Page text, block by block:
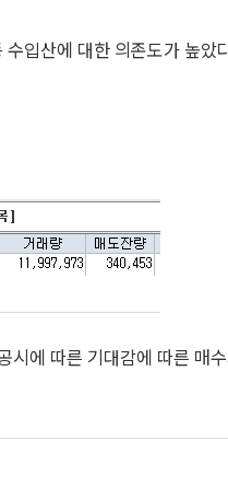
입산에 대한 의존도가 높았
에 따른 기대감에 따른 매